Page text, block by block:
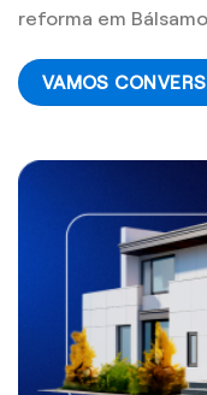
reforma em
VAMOS